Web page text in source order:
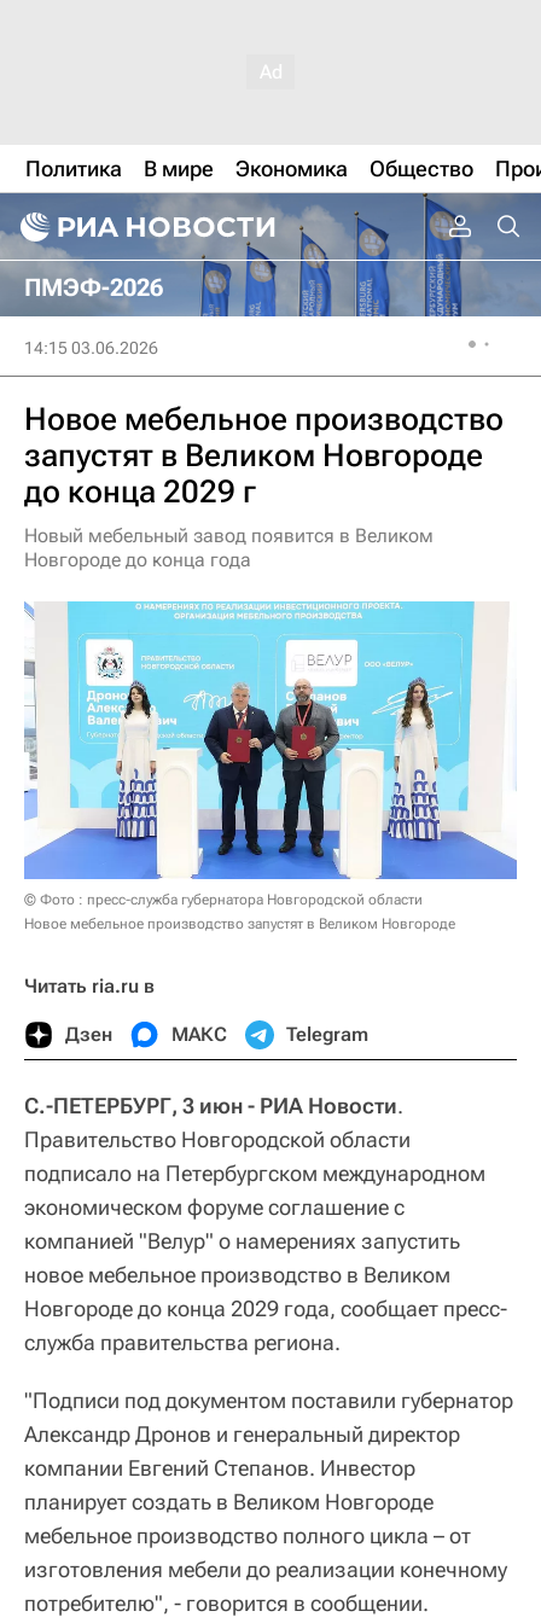
Политика В мире Экономика Общество
ПМЭФ-2026
14:15 03.06.2026
Новое мебельное производство
запустят в Великом Новгороде
до конца 2029 г
Новый мебельный завод появится в Великом
Новгороде до конца года
© Фото : пресс-служба губернатора Новгородской области
Новое мебельное производство запустят в Великом Новгороде
Читать ria.ru в
Дзен МАКС Telegram
С.-ПЕТЕРБУРГ, 3 июн - РИА Новости.
Правительство Новгородской области
подписало на Петербургском международном
экономическом форуме соглашение с
компанией "Велур" о намерениях запустить
новое мебельное производство в Великом
Новгороде до конца 2029 года, сообщает пресс-
служба правительства региона.
"Подписи под документом поставили губернатор
Александр Дронов и генеральный директор
компании Евгений Степанов. Инвестор
планирует создать в Великом Новгороде
мебельное производство полного цикла – от
изготовления мебели до реализации конечному
потребителю", - говорится в сообщении.